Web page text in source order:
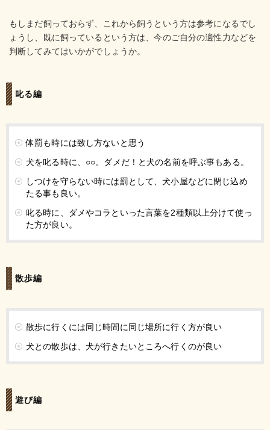
もしまだ飼っておらず、これから飼うという方は参考になるでし
ょうし、既に飼っているという方は、今のご自分の適性力などを
判断してみてはいかがでしょうか。
叱る編
体罰も時には致し方ないと思う
犬を叱る時に、○○。ダメだ！と犬の名前を呼ぶ事もある。
しつけを守らない時には罰として、犬小屋などに閉じ込め
たる事も良い。
叱る時に、ダメやコラといった言葉を2種類以上分けて使っ
た方が良い。
散歩編
散歩に行くには同じ時間に同じ場所に行く方が良い
犬との散歩は、犬が行きたいところへ行くのが良い
遊び編